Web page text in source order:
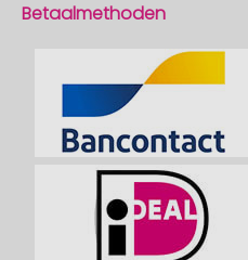
Betaalmethoden